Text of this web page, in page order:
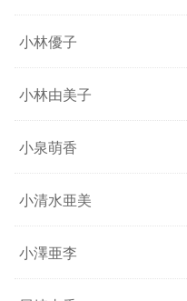
小林優子
小林由美子
小泉萌香
小清水亜美
小澤亜李